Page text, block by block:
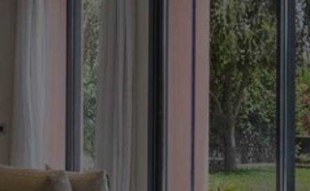
Louer Villa 7 pièces 405 m² Marrakech